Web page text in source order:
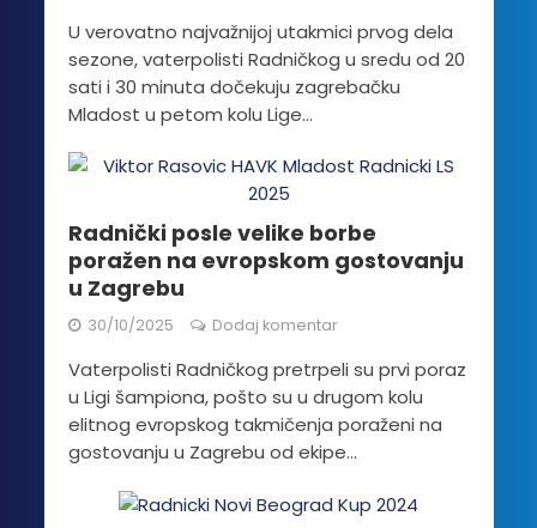
U verovatno najvažnijoj utakmici prvog dela
sezone, vaterpolisti Radničkog u sredu od 20
sati i 30 minuta dočekuju zagrebačku
Mladost u petom kolu Lige...
Radnički posle velike borbe
poražen na evropskom gostovanju
u Zagrebu
30/10/2025 Dodaj komentar
Vaterpolisti Radničkog pretrpeli su prvi poraz
u Ligi šampiona, pošto su u drugom kolu
elitnog evropskog takmičenja poraženi na
gostovanju u Zagrebu od ekipe...